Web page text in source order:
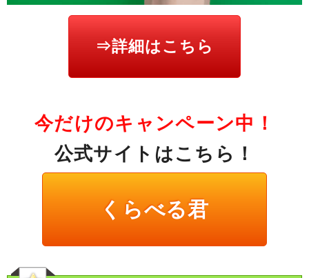
⇒詳細はこちら
今だけのキャンペーン中！
公式サイトはこちら！
くらべる君